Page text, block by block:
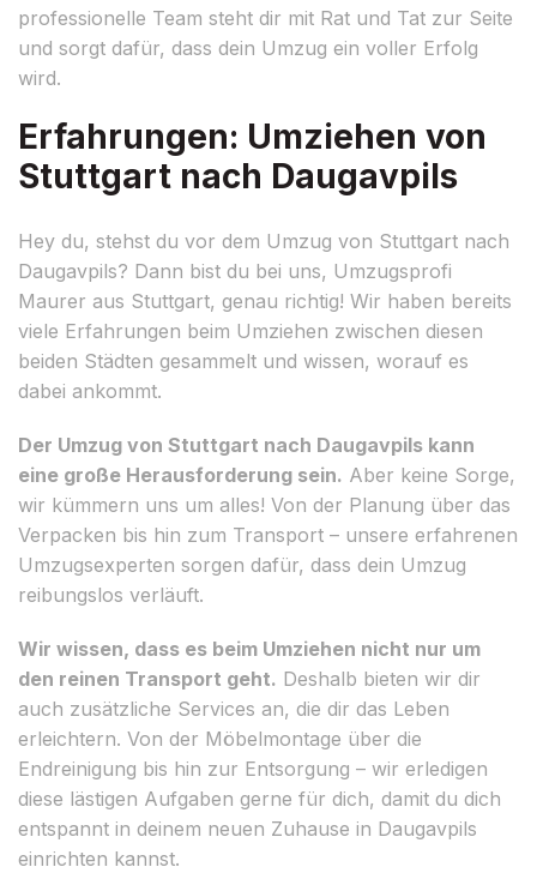
professionelle Team steht dir mit Rat und Tat zur Seite
und sorgt dafür, dass dein Umzug ein voller Erfolg
wird.
Erfahrungen: Umziehen von
Stuttgart nach Daugavpils
Hey du, stehst du vor dem Umzug von Stuttgart nach
Daugavpils? Dann bist du bei uns, Umzugsprofi
Maurer aus Stuttgart, genau richtig! Wir haben bereits
viele Erfahrungen beim Umziehen zwischen diesen
beiden Städten gesammelt und wissen, worauf es
dabei ankommt.
Der Umzug von Stuttgart nach Daugavpils kann
eine große Herausforderung sein. Aber keine Sorge,
wir kümmern uns um alles! Von der Planung über das
Verpacken bis hin zum Transport – unsere erfahrenen
Umzugsexperten sorgen dafür, dass dein Umzug
reibungslos verläuft.
Wir wissen, dass es beim Umziehen nicht nur um
den reinen Transport geht. Deshalb bieten wir dir
auch zusätzliche Services an, die dir das Leben
erleichtern. Von der Möbelmontage über die
Endreinigung bis hin zur Entsorgung – wir erledigen
diese lästigen Aufgaben gerne für dich, damit du dich
entspannt in deinem neuen Zuhause in Daugavpils
einrichten kannst.